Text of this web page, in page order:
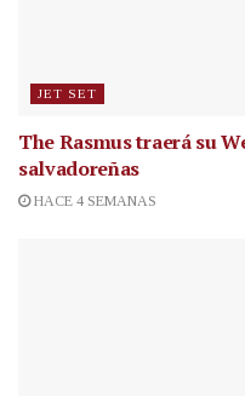
JET SET
The Rasmus traerá su
salvadoreñas
HACE 4 SEMANAS